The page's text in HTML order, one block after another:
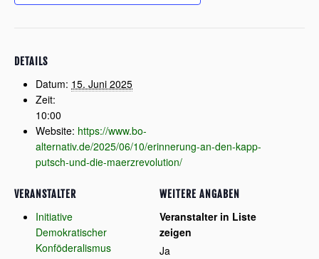
DETAILS
Datum: 15. Juni 2025
Zeit:
10:00
Website: https://www.bo-
alternativ.de/2025/06/10/erinnerung-an-den-kapp-
putsch-und-die-maerzrevolution/
VERANSTALTER
Initiative
Demokratischer
Konföderalismus
WEITERE ANGABEN
Veranstalter in Liste
zeigen
Ja